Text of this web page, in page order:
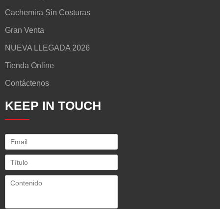
Cachemira Sin Costuras
Gran Venta
NUEVA LLEGADA 2026
Tienda Online
Contáctenos
KEEP IN TOUCH